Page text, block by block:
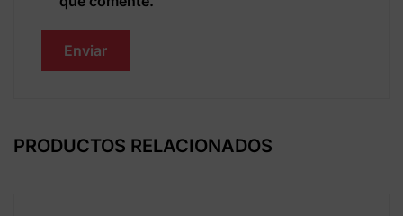
PRODUCTOS RELACIONADOS